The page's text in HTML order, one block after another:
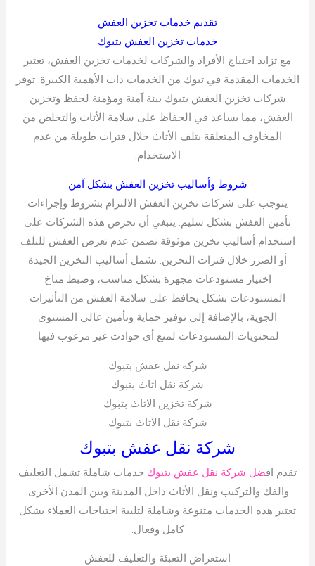
تقديم خدمات تخزين العفش
خدمات تخزين العفش بتبوك
مع تزايد احتياج الأفراد والشركات لخدمات تخزين العفش، تعتبر
الخدمات المقدمة في تبوك من الخدمات ذات الأهمية الكبيرة. توفر
شركات تخزين العفش بتبوك بيئة آمنة ومؤمنة لحفظ وتخزين
العفش، مما يساعد في الحفاظ على سلامة الأثاث والتخلص من
المخاوف المتعلقة بتلف الأثاث خلال فترات طويلة من عدم
الاستخدام.
شروط وأساليب تخزين العفش بشكل آمن
يتوجب على شركات تخزين العفش الالتزام بشروط وإجراءات
تأمين العفش بشكل سليم. ينبغي أن تحرص هذه الشركات على
استخدام أساليب تخزين موثوقة تضمن عدم تعرض العفش للتلف
أو الضرر خلال فترات التخزين. تشمل أساليب التخزين الجيدة
اختيار مستودعات مجهزة بشكل مناسب، وضبط مناخ
المستودعات بشكل يحافظ على سلامة العفش من التأثيرات
الجوية، بالإضافة إلى توفير حماية وتأمين عالي المستوى
لمحتويات المستودعات لمنع أي حوادث غير مرغوب فيها.
شركة نقل عفش بتبوك
شركة نقل اثاث بتبوك
شركة تخزين الاثاث بتبوك
شركة نقل الاثاث بتبوك
شركة نقل عفش بتبوك
تقدم افضل شركة نقل عفش بتبوك خدمات شاملة تشمل التغليف
والفك والتركيب ونقل الأثاث داخل المدينة وبين المدن الأخرى.
تعتبر هذه الخدمات متنوعة وشاملة لتلبية احتياجات العملاء بشكل
كامل وفعال.
استعراض التعبئة والتغليف للعفش